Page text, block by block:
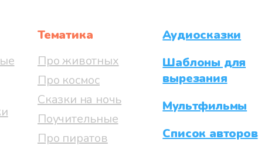
Тематика
Про животных
Про космос
Сказки на ночь
Поучительные
Про пиратов
Аудиосказки
Шаблоны для
вырезания
Мультфильмы
Список авторов